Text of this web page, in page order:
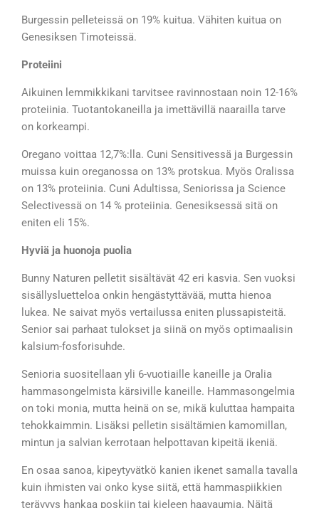
Burgessin pelleteissä on 19% kuitua. Vähiten kuitua on
Genesiksen Timoteissä.
Proteiini
Aikuinen lemmikkikani tarvitsee ravinnostaan noin 12-16%
proteiinia. Tuotantokaneilla ja imettävillä naarailla tarve
on korkeampi.
Oregano voittaa 12,7%:lla. Cuni Sensitivessä ja Burgessin
muissa kuin oreganossa on 13% protskua. Myös Oralissa
on 13% proteiinia. Cuni Adultissa, Seniorissa ja Science
Selectivessä on 14 % proteiinia. Genesiksessä sitä on
eniten eli 15%.
Hyviä ja huonoja puolia
Bunny Naturen pelletit sisältävät 42 eri kasvia. Sen vuoksi
sisällysluetteloa onkin hengästyttävää, mutta hienoa
lukea. Ne saivat myös vertailussa eniten plussapisteitä.
Senior sai parhaat tulokset ja siinä on myös optimaalisin
kalsium-fosforisuhde.
Senioria suositellaan yli 6-vuotiaille kaneille ja Oralia
hammasongelmista kärsiville kaneille. Hammasongelmia
on toki monia, mutta heinä on se, mikä kuluttaa hampaita
tehokkaimmin. Lisäksi pelletin sisältämien kamomillan,
mintun ja salvian kerrotaan helpottavan kipeitä ikeniä.
En osaa sanoa, kipeytyvätkö kanien ikenet samalla tavalla
kuin ihmisten vai onko kyse siitä, että hammaspiikkien
terävyys hankaa poskiin tai kieleen haavaumia. Näitä